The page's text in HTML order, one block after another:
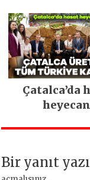
yatırımları
Çatalca’da
Bir yanıt